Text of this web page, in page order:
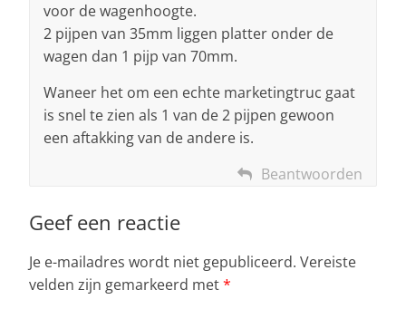
voor de wagenhoogte.
2 pijpen van 35mm liggen platter onder de
wagen dan 1 pijp van 70mm.
Waneer het om een echte marketingtruc gaat
is snel te zien als 1 van de 2 pijpen gewoon
een aftakking van de andere is.
Beantwoorden
Geef een reactie
Je e-mailadres wordt niet gepubliceerd. Vereiste
velden zijn gemarkeerd met*